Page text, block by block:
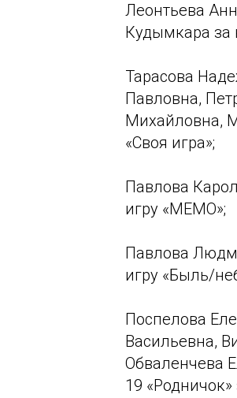
Леонтьева
Кудымкара за
Тарасова
Павловна,
Михайловна,
«Своя игра»;
Павлова
игру «МЕМО»;
Павлова
игру «Быль/
Поспелова
Васильевна,
Обваленчева
19